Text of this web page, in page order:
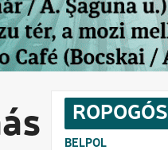
ROPOGÓS
BELPOL